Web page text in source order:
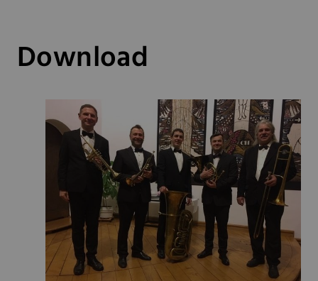
Download